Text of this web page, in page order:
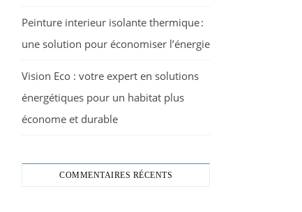
Peinture interieur isolante thermique :
une solution pour économiser l’énergie
Vision Eco : votre expert en solutions
énergétiques pour un habitat plus
économe et durable
COMMENTAIRES RÉCENTS